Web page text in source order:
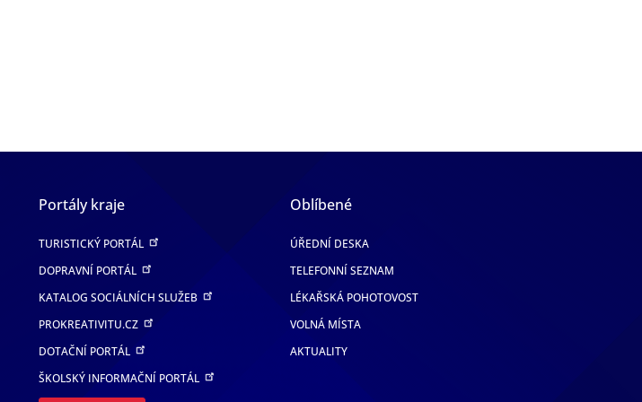
Portály kraje
TURISTICKÝ PORTÁL
DOPRAVNÍ PORTÁL
KATALOG SOCIÁLNÍCH SLUŽEB
PROKREATIVITU.CZ
DOTAČNÍ PORTÁL
ŠKOLSKÝ INFORMAČNÍ PORTÁL
Oblíbené
ÚŘEDNÍ DESKA
TELEFONNÍ SEZNAM
LÉKAŘSKÁ POHOTOVOST
VOLNÁ MÍSTA
AKTUALITY